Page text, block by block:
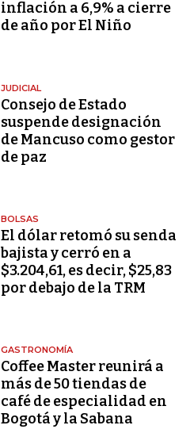
inflación a 6,9% a cierre
de año por El Niño
JUDICIAL
Consejo de Estado
suspende designación
de Mancuso como gestor
de paz
BOLSAS
El dólar retomó su senda
bajista y cerró en a
$3.204,61, es decir, $25,83
por debajo de la TRM
GASTRONOMÍA
Coffee Master reunirá a
más de 50 tiendas de
café de especialidad en
Bogotá y la Sabana